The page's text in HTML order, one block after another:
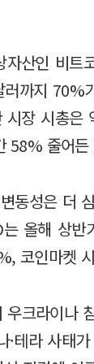
산인 비
까지 70%
장 시총
58% 줄어
동성은 더
올해 상
코인마켓
크라이나
테라 사태